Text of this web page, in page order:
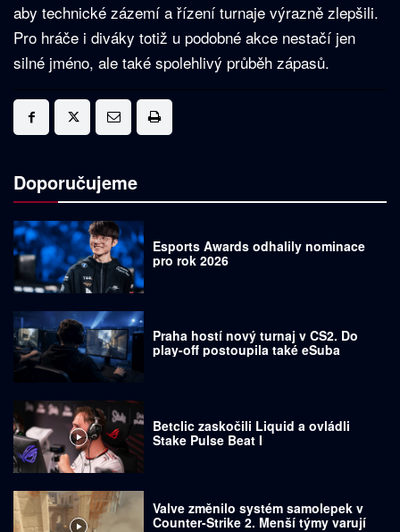
aby technické zázemí a řízení turnaje výrazně zlepšili.
Pro hráče i diváky totiž u podobné akce nestačí jen
silné jméno, ale také spolehlivý průběh zápasů.
Doporučujeme
Esports Awards odhalily nominace
pro rok 2026
Praha hostí nový turnaj v CS2. Do
play-off postoupila také eSuba
Betclic zaskočili Liquid a ovládli
Stake Pulse Beat I
Valve změnilo systém samolepek v
Counter-Strike 2. Menší týmy varují